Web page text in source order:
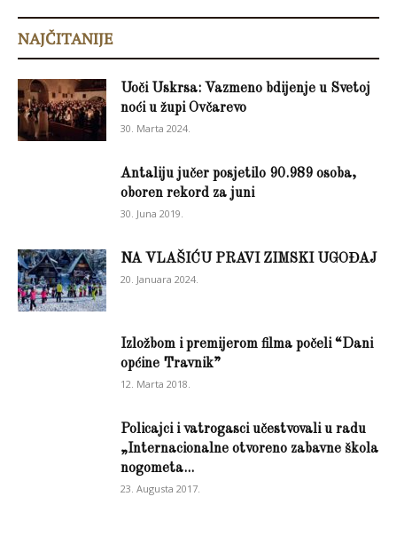
NAJČITANIJE
Uoči Uskrsa: Vazmeno bdijenje u Svetoj
noći u župi Ovčarevo
30. Marta 2024.
Antaliju jučer posjetilo 90.989 osoba,
oboren rekord za juni
30. Juna 2019.
NA VLAŠIĆU PRAVI ZIMSKI UGOĐAJ
20. Januara 2024.
Izložbom i premijerom filma počeli “Dani
općine Travnik”
12. Marta 2018.
Policajci i vatrogasci učestvovali u radu
„Internacionalne otvoreno zabavne škola
nogometa...
23. Augusta 2017.